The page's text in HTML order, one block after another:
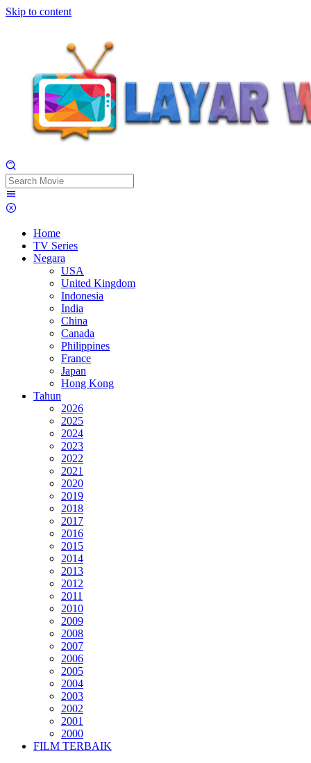
Skip to content
Home
TV Series
Negara
USA
United Kingdom
Indonesia
India
China
Canada
Philippines
France
Japan
Hong Kong
Tahun
2026
2025
2024
2023
2022
2021
2020
2019
2018
2017
2016
2015
2014
2013
2012
2011
2010
2009
2008
2007
2006
2005
2004
2003
2002
2001
2000
FILM TERBAIK